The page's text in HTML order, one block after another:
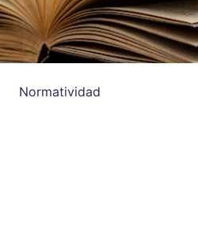
Normatividad